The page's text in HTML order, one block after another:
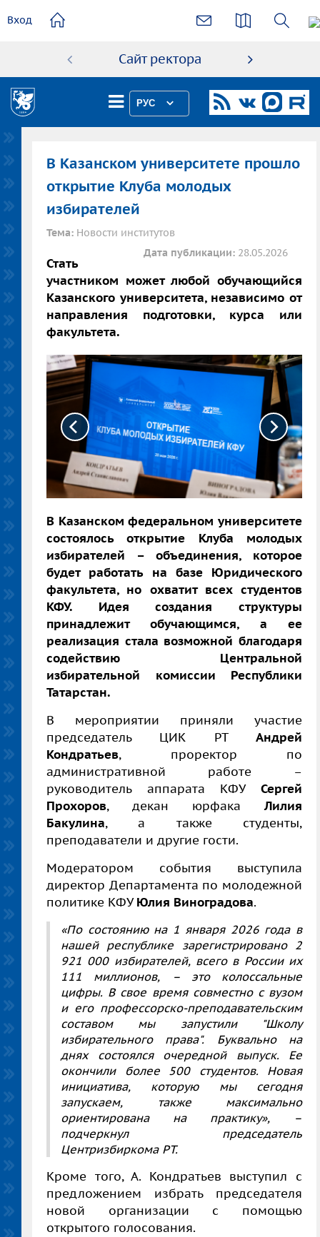
содержанию
Вход
Сайт ректора
РУС
В Казанском университете прошло
открытие Клуба молодых
избирателей
Тема: Новости институтов
Дата публикации: 28.05.2026
Стать
участником может любой обучающийся
Казанского университета, независимо от
направления подготовки, курса или
факультета.
В Казанском федеральном университете
состоялось открытие Клуба молодых
избирателей – объединения, которое
будет работать на базе Юридического
факультета, но охватит всех студентов
КФУ. Идея создания структуры
принадлежит обучающимся, а ее
реализация стала возможной благодаря
содействию Центральной
избирательной комиссии Республики
Татарстан.
В мероприятии приняли участие
председатель ЦИК РТ Андрей
Кондратьев, проректор по
административной работе –
руководитель аппарата КФУ Сергей
Прохоров, декан юрфакаЛилия
Бакулина, а также студенты,
преподаватели и другие гости.
Модератором события выступила
директор Департамента по молодежной
политике КФУЮлия Виноградова.
«По состоянию на 1 января 2026 года в
нашей республике зарегистрировано 2
921 000 избирателей, всего в России их
111 миллионов,
– это колоссальные
цифры. В свое время совместно с вузом
и его профессорско-преподавательским
составом мы запустили "Школу
избирательного права". Буквально на
днях состоялся очередной выпуск. Ее
окончили более 500 студентов. Новая
инициатива, которую мы сегодня
запускаем, также максимально
ориентирована на практику», –
подчеркнул председатель
Центризбиркома РТ.
Кроме того, А. Кондратьев выступил с
предложением избрать председателя
новой организации с помощью
открытого голосования.